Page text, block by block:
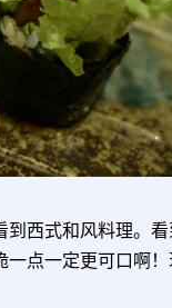
西式和风料理。
点一定更可口啊